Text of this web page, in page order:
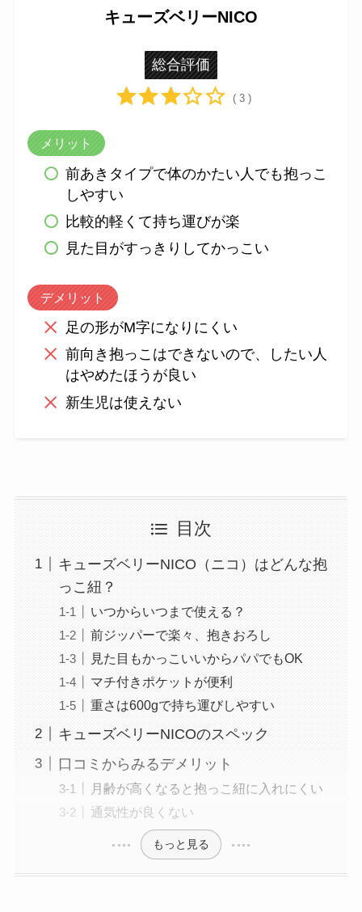
キューズベリーNICO
総合評価
( 3 )
メリット
前あきタイプで体のかたい人でも抱っこ
しやすい
比較的軽くて持ち運びが楽
見た目がすっきりしてかっこい
デメリット
足の形がM字になりにくい
前向き抱っこはできないので、したい人
はやめたほうが良い
新生児は使えない
目次
キューズベリーNICO（ニコ）はどんな抱
っこ紐？
いつからいつまで使える？
前ジッパーで楽々、抱きおろし
見た目もかっこいいからパパでもOK
マチ付きポケットが便利
重さは600gで持ち運びしやすい
キューズベリーNICOのスペック
口コミからみるデメリット
月齢が高くなると抱っこ紐に入れにくい
通気性が良くない
もっと見る